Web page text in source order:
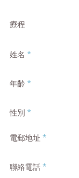
療程
姓名 *
年齡 *
性別 *
電郵地址 *
聯絡電話 *